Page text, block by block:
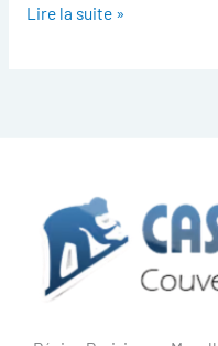
Lire la suite »